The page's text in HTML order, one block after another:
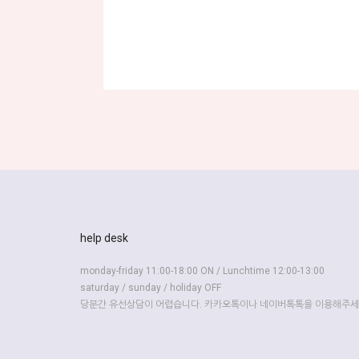
help desk
monday-friday 11:00-18:00 ON / Lunchtime 12:00-13:00
saturday / sunday / holiday OFF
당분간 유선상담이 어렵습니다. 카카오톡이나 네이버톡톡을 이용해주